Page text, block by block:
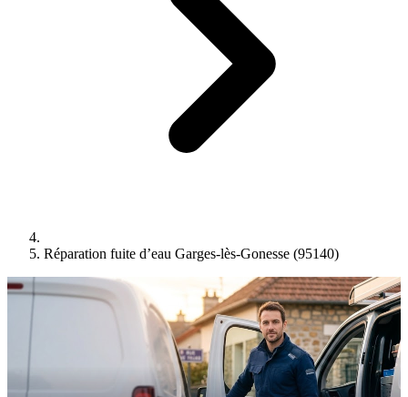
Réparation fuite d’eau Garges-lès-Gonesse (95140)